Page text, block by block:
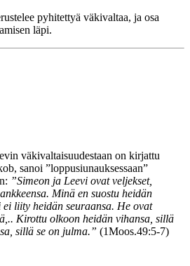
pyhitettyä väkivaltaa, ja osa
läpi.
väkivaltaisuudestaan on kirjattu
sanoi ”loppusiunauksessaan”
”Simeon ja Leevi ovat veljekset,
Minä en suostu heidän
liity heidän seuraansa. He ovat
Kirottu olkoon heidän vihansa, sillä
sillä se on julma.” (1Moos.49:5-7)